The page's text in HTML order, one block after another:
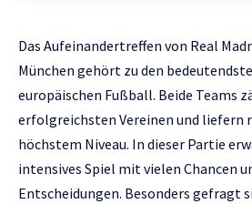
Das Aufeinandertreffen von Real
München gehört zu den
europäischen Fußball. Beide Teams
erfolgreichsten Vereinen und liefern
höchstem Niveau. In dieser Partie
intensives Spiel mit vielen Chancen
Entscheidungen. Besonders gefragt